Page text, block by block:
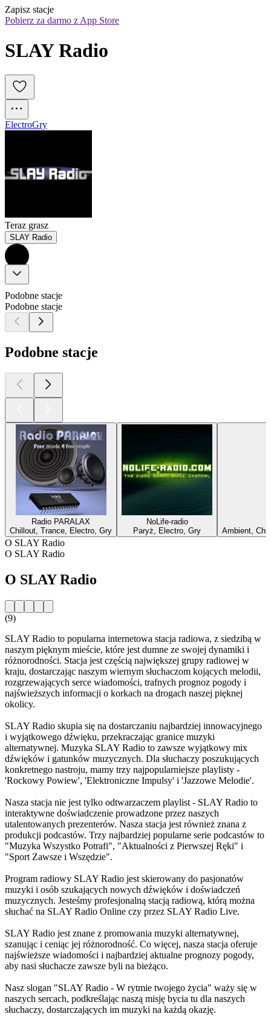
Zapisz stacje
Pobierz za darmo z App Store
SLAY Radio
ElectroGry
Teraz grasz
SLAY Radio
Podobne stacje
Podobne stacje
Podobne stacje
Radio PARALAX
Chillout, Trance, Electro, Gry
NoLife-radio
Paryż, Electro, Gry
Ambient,
O SLAY Radio
O SLAY Radio
O SLAY Radio
(9)
SLAY Radio to popularna internetowa stacja radiowa, z siedzibą w
naszym pięknym mieście, które jest dumne ze swojej dynamiki i
różnorodności. Stacja jest częścią największej grupy radiowej w
kraju, dostarczając naszym wiernym słuchaczom kojących melodii,
rozgrzewających serce wiadomości, trafnych prognoz pogody i
najświeższych informacji o korkach na drogach naszej pięknej
okolicy.
SLAY Radio skupia się na dostarczaniu najbardziej innowacyjnego
i wyjątkowego dźwięku, przekraczając granice muzyki
alternatywnej. Muzyka SLAY Radio to zawsze wyjątkowy mix
dźwięków i gatunków muzycznych. Dla słuchaczy poszukujących
konkretnego nastroju, mamy trzy najpopularniejsze playlisty -
'Rockowy Powiew', 'Elektroniczne Impulsy' i 'Jazzowe Melodie'.
Nasza stacja nie jest tylko odtwarzaczem playlist - SLAY Radio to
interaktywne doświadczenie prowadzone przez naszych
utalentowanych prezenterów. Nasza stacja jest również znana z
produkcji podcastów. Trzy najbardziej popularne serie podcastów to
"Muzyka Wszystko Potrafi", "Aktualności z Pierwszej Ręki" i
"Sport Zawsze i Wszędzie".
Program radiowy SLAY Radio jest skierowany do pasjonatów
muzyki i osób szukających nowych dźwięków i doświadczeń
muzycznych. Jesteśmy profesjonalną stacją radiową, którą można
słuchać na SLAY Radio Online czy przez SLAY Radio Live.
SLAY Radio jest znane z promowania muzyki alternatywnej,
szanując i ceniąc jej różnorodność. Co więcej, nasza stacja oferuje
najświeższe wiadomości i najbardziej aktualne prognozy pogody,
aby nasi słuchacze zawsze byli na bieżąco.
Nasz slogan "SLAY Radio - W rytmie twojego życia" waży się w
naszych sercach, podkreślając naszą misję bycia tu dla naszych
słuchaczy, dostarczających im muzyki na każdą okazję.